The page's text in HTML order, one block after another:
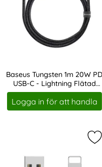
Baseus Tungsten 1m 20W PD
USB-C - Lightning Flätad
Nylon Kabel - Svart
Art. nr 14635
Logga in för att handla